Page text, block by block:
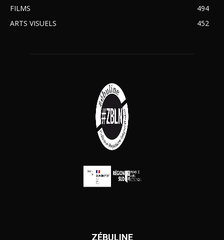
FILMS
494
ARTS VISUELS
452
ZÉBULINE